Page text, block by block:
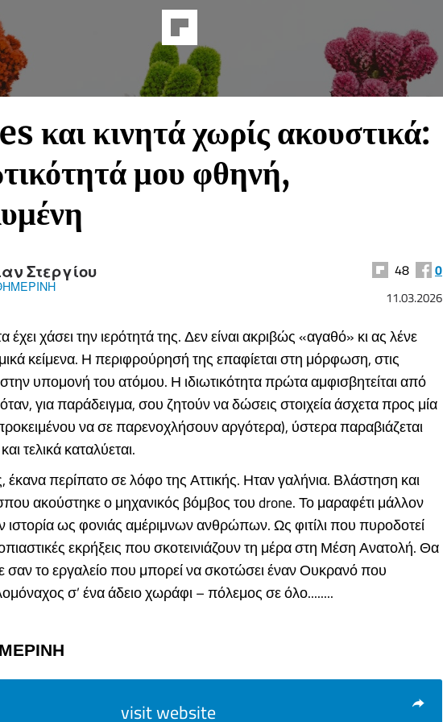
και κινητά χωρίς ακουστικά:
μου φθηνή,
Στεργίου 48 0
11.03.2026
έχει χάσει την ιερότητά της. Δεν είναι ακριβώς «αγαθό» κι ας λένε
κείμενα. Η περιφρούρησή της επαφίεται στη μόρφωση, στις
υπομονή του ατόμου. Η ιδιωτικότητα πρώτα αμφισβητείται από
(όταν, για παράδειγμα, σου ζητούν να δώσεις στοιχεία άσχετα προς μία
να σε παρενοχλήσουν αργότερα), ύστερα παραβιάζεται
τελικά καταλύεται.
έκανα περίπατο σε λόφο της Αττικής. Ηταν γαλήνια. Βλάστηση και
ακούστηκε ο μηχανικός βόμβος του drone. Το μαραφέτι μάλλον
ιστορία ως φονιάς αμέριμνων ανθρώπων. Ως φιτίλι που πυροδοτεί
εκρήξεις που σκοτεινιάζουν τη μέρα στη Μέση Ανατολή. Θα
σαν το εργαλείο που μπορεί να σκοτώσει έναν Ουκρανό που
σ’ ένα άδειο χωράφι – πόλεμος σε όλο........
visit website